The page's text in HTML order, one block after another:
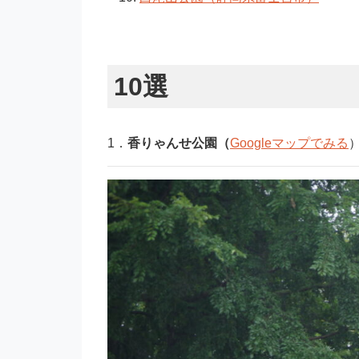
10選
1． 香りゃんせ公園 （Googleマップでみる